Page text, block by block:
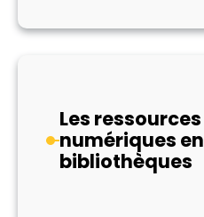
Les ressources
numériques en
bibliothèques